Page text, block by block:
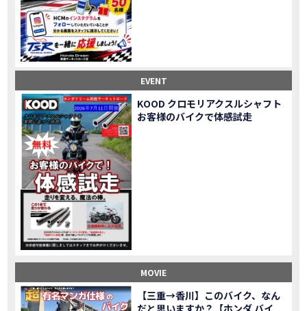
MOVIE Honda Dream鈴鹿・松阪・四日市 ３店舗合同周年祭レポート
NEW BIKE NEW BIKE「HAWK 11」新型ロードスポーツモデル HAWK 11を発売！
NEW BIKE NEW BIKE「ダックス125」新型レジャーバイク ダックス125を発売！
MOVIE Honda Dream 鈴鹿 オフロードスクール紹介
【新車中古車多数】三重県でバイクを探すなら！HondaDream松阪【ホンダ二輪車専門店】
MOVIE 【県下最大規模】三重県でバイクを探すなら！HondaDream鈴鹿【ホンダ二輪車専門店】
NEW BIKE 「CBR400R」「400X」の仕様 を一部変更し発売!
NEW BIKE 大型プレミアムツアラー「Gold Wing」 シリーズのカラーバリエーション を一部変更し発売!
NEW BIKE クルーザーモデル 「Rebel 250 S Edition」 に新色を追加し発表！
NEW BIKE 「CT125・ハンターカブ」 に新色を追加し発売！
NEW BIKE 「CB1100 EX Final Edition」「CB1100 RS Final Edition」を発売
NEW BIKE 「モンキー125」に5速トランスミッションを採用した新エンジンを搭載し発売！
NEW BIKE 「スーパーカブ C125」に環境性能を向上させた新エンジンを搭載し発売！
EVENT 【イベントレポート】2021年 7月25日 敦賀ツーリング
「ADV150」に受注期間限定のカラーリングを設定し発売！
NEW BIKE 「GB350」「GB350 S」新型ロードスポーツモデル GB350・GB350 S を発売！
EVENT
KOOD クロモリアクスルシャフト
お客様のバイクで体感試走
MOVIE
【三重→香川】このバイク、なん